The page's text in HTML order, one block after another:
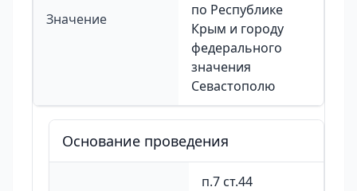
Значение
по Республике
Крым и городу
федерального
значения
Севастополю
Основание проведения
п.7 ст.44